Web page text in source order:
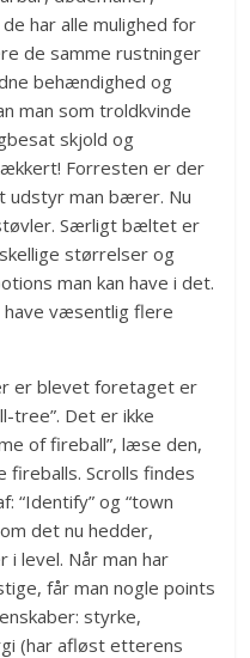
har alle mulighed for
de samme rustninger
behændighed og
man som troldkvinde
skjold og
Forresten er der
udstyr man bærer. Nu
Særligt bæltet er
størrelser og
man kan have i det.
væsentlig flere
er blevet foretaget er
tree”. Det er ikke
of fireball”, læse den,
Scrolls findes
“Identify” og “town
det nu hedder,
i level. Når man har
får man nogle points
styrke,
(har afløst etterens